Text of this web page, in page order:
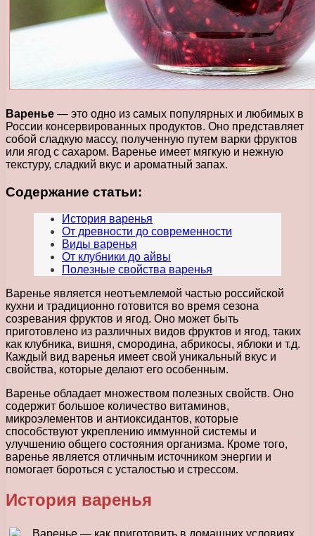
Варенье — это одно из самых популярных и любимых в
России консервированных продуктов. Оно представляет
собой сладкую массу, полученную путем варки фруктов
или ягод с сахаром. Варенье имеет мягкую и нежную
текстуру, сладкий вкус и ароматный запах.
Содержание статьи:
История варенья
От древности до современности
Виды варенья
От клубники до айвы
Полезные свойства варенья
Варенье является неотъемлемой частью российской
кухни и традиционно готовится во время сезона
созревания фруктов и ягод. Оно может быть
приготовлено из различных видов фруктов и ягод, таких
как клубника, вишня, смородина, абрикосы, яблоки и т.д.
Каждый вид варенья имеет свой уникальный вкус и
свойства, которые делают его особенным.
Варенье обладает множеством полезных свойств. Оно
содержит большое количество витаминов,
микроэлементов и антиоксидантов, которые
способствуют укреплению иммунной системы и
улучшению общего состояния организма. Кроме того,
варенье является отличным источником энергии и
помогает бороться с усталостью и стрессом.
История варенья